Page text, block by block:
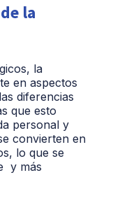
la
la
en aspectos
diferencias
que esto
personal y
convierten en
lo que se
y más